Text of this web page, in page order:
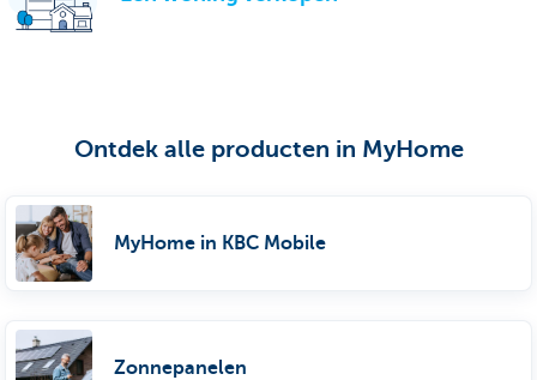
Ontdek alle producten in MyHome
MyHome in KBC Mobile
Zonnepanelen